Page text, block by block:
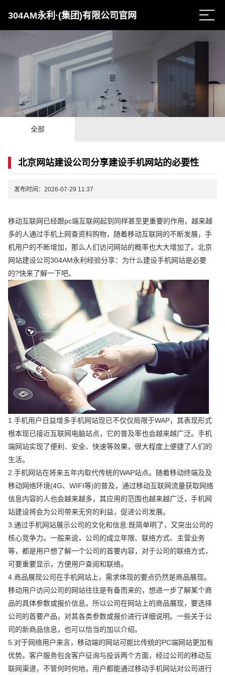
304AM永利·(集团)有限公司官网
全部
北京网站建设公司分享建设手机网站的必要性
发布时间：2026-07-29 11:37
移动互联网已经跟pc端互联网起到同样甚至更重要的作用，越来越
多的人通过手机上网查资料购物，随着移动互联网的不断发展，手
机用户的不断增加，那么人们访问网站的概率也大大增加了。北京
网站建设公司304AM永利经验分享：为什么建设手机网站是必要
的?快来了解一下吧。
1.手机用户日益增多手机网站现已不仅仅局限于WAP，其表现形式
根本现已接近互联网电脑站点，它的普及率也会越来越广泛。手机
端网站实现了便利、安全、快速等效果，很大程度上便捷了人们的
生活。
2.手机网站在将来五年内取代传统的WAP站点。随着移动终端及及
移动网络环境(4G、WIFI等)的普及，通过移动互联网流量获取网络
信息内容的人也会越来越多，其应用的范围也越来越广泛，手机网
站建设将会为公司带来无穷的利益，促进公司发展。
3.通过手机网站展示公司的文化和信息:既简单明了，又突出公司的
核心竞争力。一般来说，公司的成立年限、联络方式、主营业务
等，都是用户想了解一个公司的首要内容，对于公司的联络方式，
可要重要显示，方便用户查阅和联络。
4.商品展现公司在手机网站上，需求体现的要点仍然是商品展现。
移动用户访问公司的网站往往是有备而来的，想进一步了解某个商
品的具体参数或报价信息。所以公司在网站上的商品展现，要选择
公司的首要产品，对其各类参数或报价进行详细说明。一些关于公
司的新商品信息，也可以恰当的加以介绍。
5.对于网络用户来言，移动端的网站可能比传统的PC端网站更加有
优势。客户服务包含客户征询与投诉两个方面，经过公司的移动互
联网渠道，不管何时何地，用户都能通过移动手机网站对公司进行